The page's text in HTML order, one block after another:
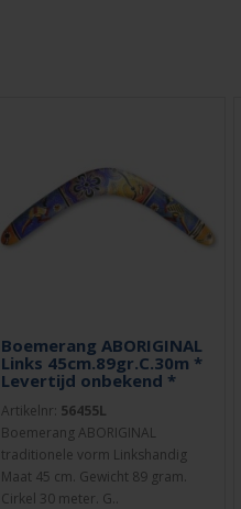
Boemerang ABORIGINAL
Links 45cm.89gr.C.30m *
Levertijd onbekend *
Artikelnr: 56455L
Boemerang ABORIGINAL
traditionele vorm Linkshandig
Maat 45 cm. Gewicht 89 gram.
Cirkel 30 meter. G..